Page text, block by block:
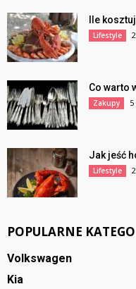
Ile
Lifestyle
Co warto
Zakupy
Jak jeść
Lifestyle
POPULARNE
Volkswagen
Kia